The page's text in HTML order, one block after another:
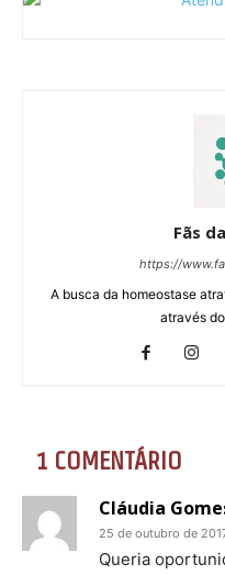
Fãs
https://
A busca da homeostase
através
1 COMENTÁRIO
Cláudia
25 de outubro de
Queria